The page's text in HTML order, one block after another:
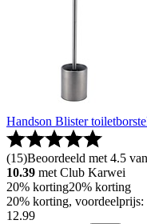
Handson Blister
(15)Beoordeeld met 4.5
10.39 met Club Karwei
20% korting20% korting
20% korting,
12.99